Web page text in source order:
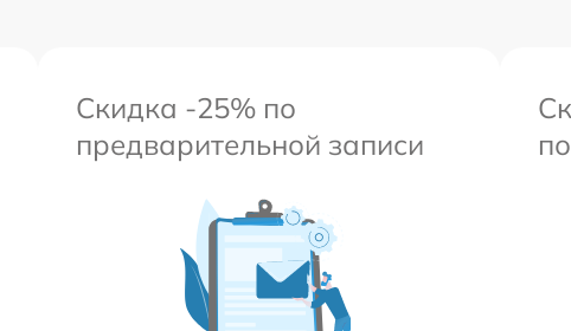
Скидка -25% по
предварительной записи